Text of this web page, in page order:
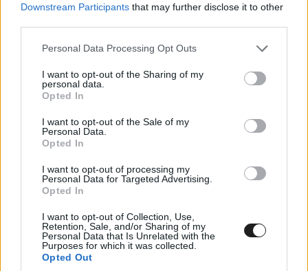
Downstream Participants that may further disclose it to other
Please note that this website/app uses one or more Google
not limited to your visit or usage behaviour. You may click to
grant or deny consent to Google and its third-party tags to
use your data for below specified purposes in below Google
consent section.
Personal Data Processing Opt Outs
I want to opt-out of the Sharing of my
personal data.
Opted In
I want to opt-out of the Sale of my
Personal Data.
Opted In
I want to opt-out of processing my
Personal Data for Targeted Advertising.
Opted In
I want to opt-out of Collection, Use,
Retention, Sale, and/or Sharing of my
Personal Data that Is Unrelated with the
Purposes for which it was collected.
Opted Out
Fotó: Gergely Makai Photography